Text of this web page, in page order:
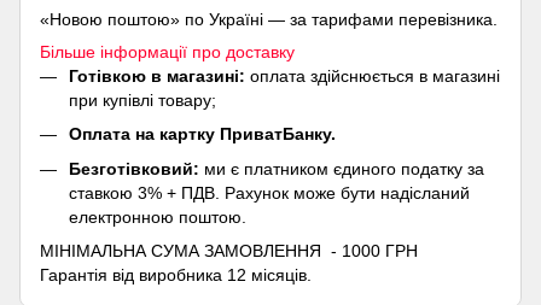
«Новою поштою» по Україні — за тарифами перевізника.
Більше інформації про доставку
Готівкою в магазині: оплата здійснюється в магазині
при купівлі товару;
Оплата на картку ПриватБанку.
Безготівковий: ми є платником єдиного податку за
ставкою 3% + ПДВ. Рахунок може бути надісланий
електронною поштою.
МІНІМАЛЬНА СУМА ЗАМОВЛЕННЯ - 1000 ГРН
Гарантія від виробника 12 місяців.